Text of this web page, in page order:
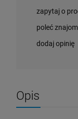
zapytaj o
poleć
dodaj opinię
Opis